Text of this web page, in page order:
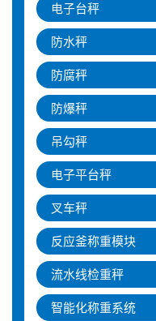
电子台秤
防水秤
防腐秤
防爆秤
吊勾秤
电子平台秤
叉车秤
反应釜称重模块
流水线检重秤
智能化称重系统